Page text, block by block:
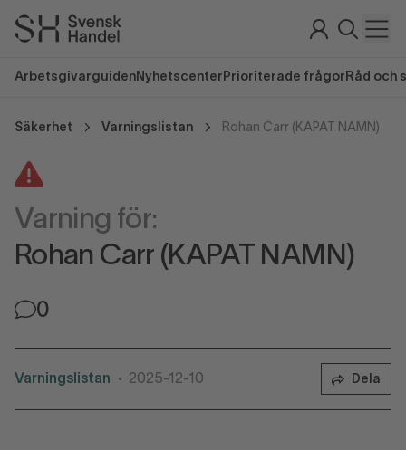
Arbetsgivarguiden Nyhetscenter Prioriterade frågor Råd och
Säkerhet Varningslistan Rohan Carr (KAPAT NAMN)
Varning för:
Rohan Carr (KAPAT NAMN)
0
Varningslistan • 2025-12-10 Dela